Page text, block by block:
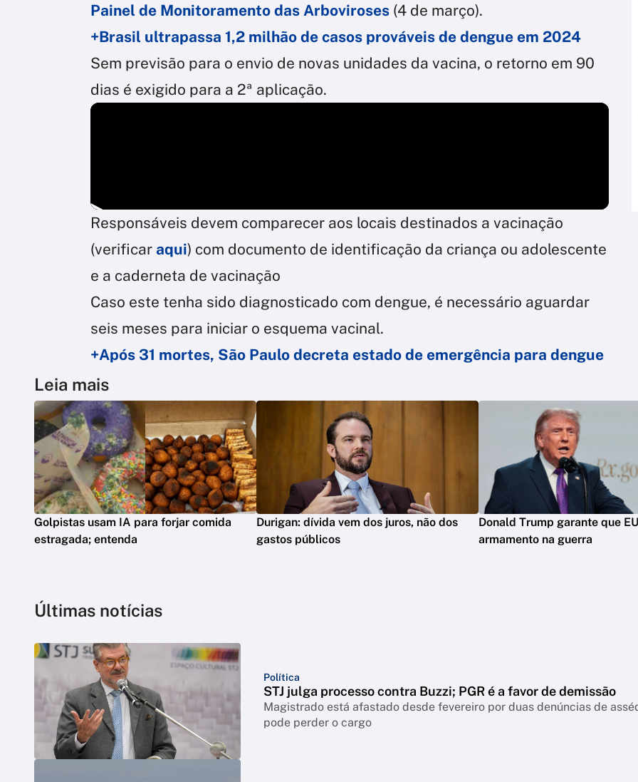
Painel de Monitoramento das Arboviroses (4 de março).
+Brasil ultrapassa 1,2 milhão de casos prováveis de dengue em 2024
Sem previsão para o envio de novas unidades da vacina, o retorno em 90
dias é exigido para a 2ª aplicação.
Responsáveis devem comparecer aos locais destinados a vacinação
(verificar aqui) com documento de identificação da criança ou adolescente
e a caderneta de vacinação
Caso este tenha sido diagnosticado com dengue, é necessário aguardar
seis meses para iniciar o esquema vacinal.
+Após 31 mortes, São Paulo decreta estado de emergência para dengue
Leia mais
Golpistas usam IA para forjar comida
estragada; entenda
Durigan: dívida vem dos juros, não dos
gastos públicos
Donald Trump garante que
armamento na guerra
Últimas notícias
Política
STJ julga processo contra Buzzi; PGR é a favor de demissão
Magistrado está afastado desde fevereiro por duas denúncias de
pode perder o cargo